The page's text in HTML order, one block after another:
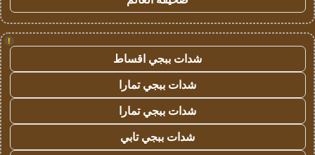
!
شدات ببجي اقساط
شدات ببجي تمارا
شدات ببجي تمارا
شدات ببجي تابي